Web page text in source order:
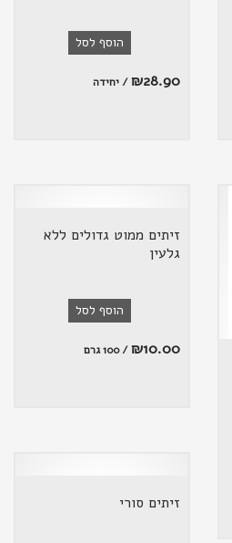
הוסף לסל
₪28.90 / יחידה
זיתים ממוט גדולים ללא
גלעין
הוסף לסל
₪10.00 / 100 גרם
זיתים סורי